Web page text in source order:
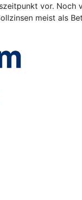
vor.
meist als